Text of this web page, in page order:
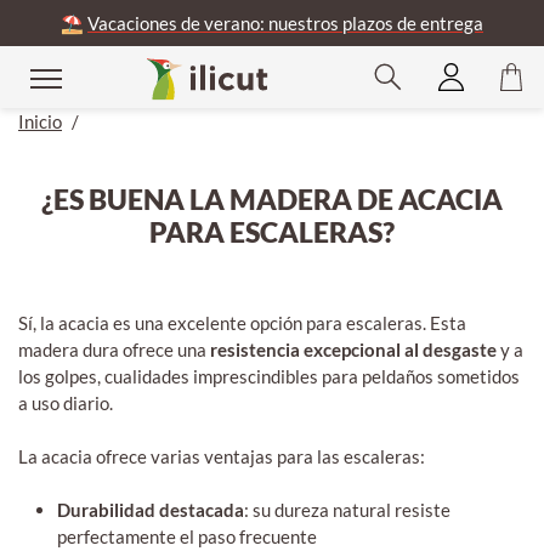
⛱️ Vacaciones de verano: nuestros plazos de entrega
Inicio /
¿ES BUENA LA MADERA DE ACACIA
PARA ESCALERAS?
Sí, la acacia es una excelente opción para escaleras. Esta
madera dura ofrece una resistencia excepcional al desgastey a
los golpes, cualidades imprescindibles para peldaños sometidos
a uso diario.
La acacia ofrece varias ventajas para las escaleras:
Durabilidad destacada: su dureza natural resiste
perfectamente el paso frecuente